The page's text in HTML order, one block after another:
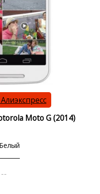
Moto G (2014)
Белый
--